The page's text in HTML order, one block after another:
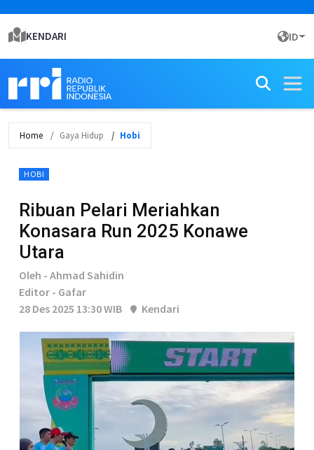
KENDARI ID
Home Gaya Hidup Hobi
HOBI
Ribuan Pelari Meriahkan
Konasara Run 2025 Konawe
Utara
Oleh - Ahmad Sahidin
Editor - Gafar
28 Des 2025 13:30 WIB
Kendari